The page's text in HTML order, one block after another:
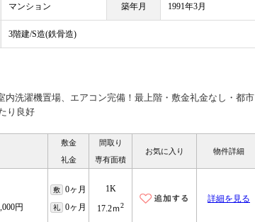
マンション 築年月 1991年3月
3階建/S造(鉄骨造)
洗濯機置場、エアコン完備！最上階・敷金礼金なし・都市
り良好
敷金
礼金
間取り
専有面積
お気に入り 物件詳細
円
敷 0ヶ月
礼 0ヶ月
1K
17.2ｍ2
詳細を見る